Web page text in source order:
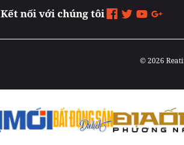
Kết nối với chúng tôi
© 2026